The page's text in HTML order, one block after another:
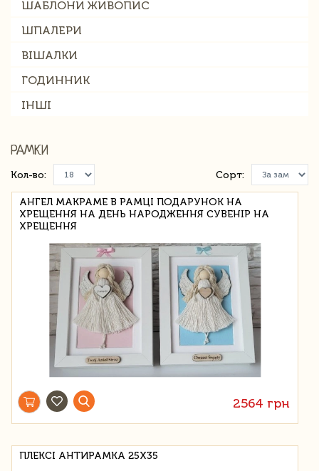
ШАБЛОНИ ЖИВОПИС
ШПАЛЕРИ
ВІШАЛКИ
ГОДИННИК
ІНШІ
РАМКИ
Кол-во: Сорт:
АНГЕЛ МАКРАМЕ В РАМЦІ ПОДАРУНОК НА
ХРЕЩЕННЯ НА ДЕНЬ НАРОДЖЕННЯ СУВЕНІР НА
ХРЕЩЕННЯ
2564 грн
ПЛЕКСІ АНТИРАМКА 25Х35